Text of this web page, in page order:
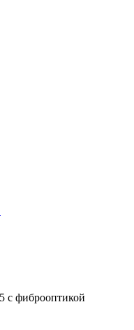
с фиброоптикой